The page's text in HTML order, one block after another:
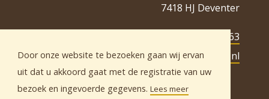
Door onze website te bezoeken gaan wij ervan
uit dat u akkoord gaat met de registratie van uw
bezoek en ingevoerde gegevens. Lees meer
7418 HJ Deventer
085-3031063
info@borianbakery.nl